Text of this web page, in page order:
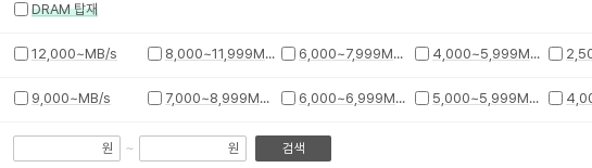
DRAM 탑재
12,000~MB/s 8,000~11,999MB/s 6,000~7,999MB/s 4,000~5,999MB/s
9,000~MB/s 7,000~8,999MB/s 6,000~6,999MB/s 5,000~5,999MB/s
원 ~ 원 검색